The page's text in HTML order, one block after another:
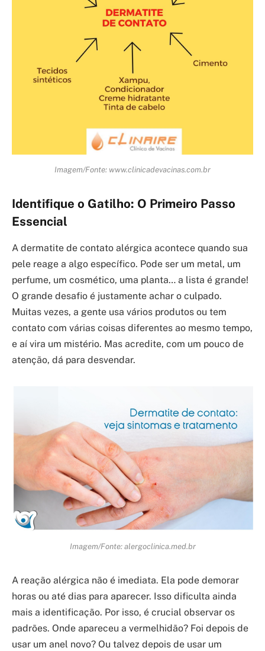
Imagem/Fonte: www.clinicadevacinas.com.br
Identifique o Gatilho: O Primeiro Passo
Essencial
A dermatite de contato alérgica acontece quando sua
pele reage a algo específico. Pode ser um metal, um
perfume, um cosmético, uma planta… a lista é grande!
O grande desafio é justamente achar o culpado.
Muitas vezes, a gente usa vários produtos ou tem
contato com várias coisas diferentes ao mesmo tempo,
e aí vira um mistério. Mas acredite, com um pouco de
atenção, dá para desvendar.
Imagem/Fonte: alergoclinica.med.br
A reação alérgica não é imediata. Ela pode demorar
horas ou até dias para aparecer. Isso dificulta ainda
mais a identificação. Por isso, é crucial observar os
padrões. Onde apareceu a vermelhidão? Foi depois de
usar um anel novo? Ou talvez depois de usar um